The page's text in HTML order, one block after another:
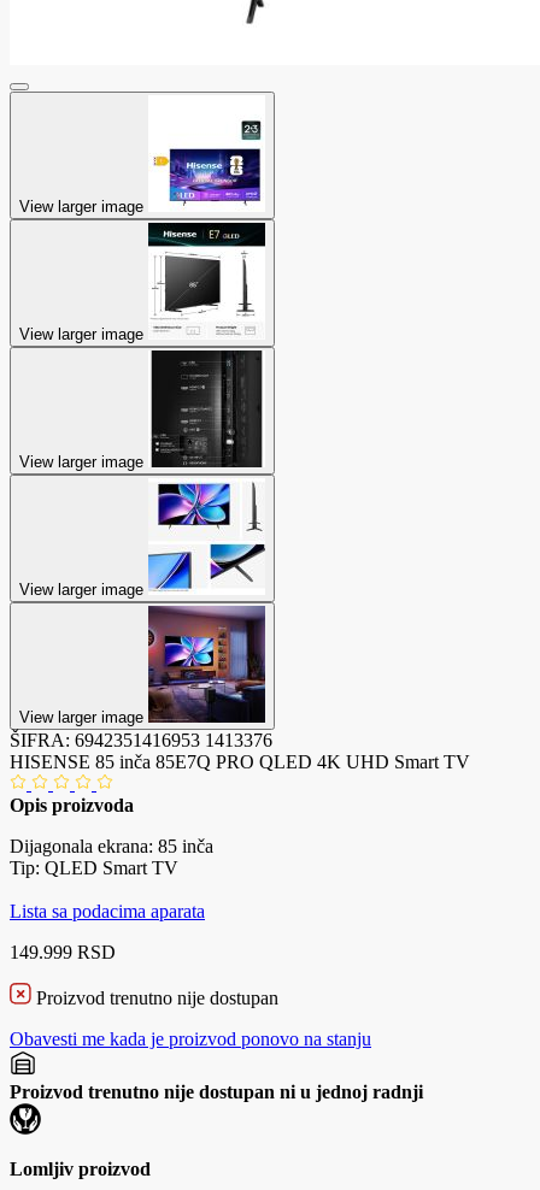
View larger image
View larger image
View larger image
View larger image
View larger image
ŠIFRA: 6942351416953 1413376
HISENSE 85 inča 85E7Q PRO QLED 4K UHD Smart TV
Opis proizvoda
Dijagonala ekrana: 85 inča
Tip: QLED Smart TV
Lista sa podacima aparata
149.999 RSD
Proizvod trenutno nije dostupan
Obavesti me kada je proizvod ponovo na stanju
Proizvod trenutno nije dostupan ni u jednoj radnji
Lomljiv proizvod